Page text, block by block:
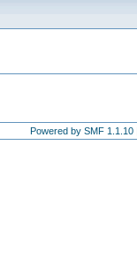
Powered by SMF 1.1.10